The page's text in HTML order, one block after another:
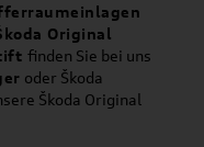
Original
finden Sie bei uns
oder Škoda
Škoda Original